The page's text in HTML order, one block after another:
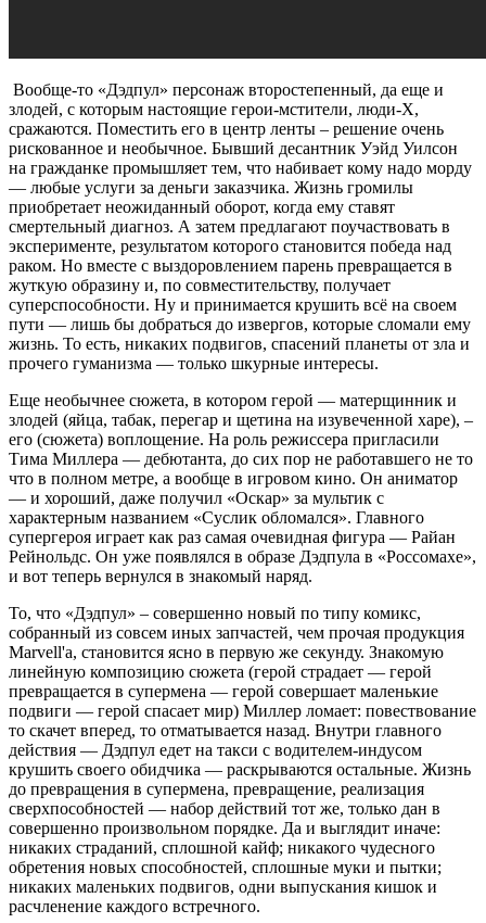
Вообще-то «Дэдпул» персонаж второстепенный, да еще и
злодей, с которым настоящие герои-мстители, люди-Х,
сражаются. Поместить его в центр ленты – решение очень
рискованное и необычное. Бывший десантник Уэйд Уилсон
на гражданке промышляет тем, что набивает кому надо морду
— любые услуги за деньги заказчика. Жизнь громилы
приобретает неожиданный оборот, когда ему ставят
смертельный диагноз. А затем предлагают поучаствовать в
эксперименте, результатом которого становится победа над
раком. Но вместе с выздоровлением парень превращается в
жуткую образину и, по совместительству, получает
суперспособности. Ну и принимается крушить всё на своем
пути — лишь бы добраться до извергов, которые сломали ему
жизнь. То есть, никаких подвигов, спасений планеты от зла и
прочего гуманизма — только шкурные интересы.
Еще необычнее сюжета, в котором герой — матерщинник и
злодей (яйца, табак, перегар и щетина на изувеченной харе), –
его (сюжета) воплощение. На роль режиссера пригласили
Тима Миллера — дебютанта, до сих пор не работавшего не то
что в полном метре, а вообще в игровом кино. Он аниматор
— и хороший, даже получил «Оскар» за мультик с
характерным названием «Суслик обломался». Главного
супергероя играет как раз самая очевидная фигура — Райан
Рейнольдс. Он уже появлялся в образе Дэдпула в «Россомахе»,
и вот теперь вернулся в знакомый наряд.
То, что «Дэдпул» – совершенно новый по типу комикс,
собранный из совсем иных запчастей, чем прочая продукция
Marvell'а, становится ясно в первую же секунду. Знакомую
линейную композицию сюжета (герой страдает — герой
превращается в супермена — герой совершает маленькие
подвиги — герой спасает мир) Миллер ломает: повествование
то скачет вперед, то отматывается назад. Внутри главного
действия — Дэдпул едет на такси с водителем-индусом
крушить своего обидчика — раскрываются остальные. Жизнь
до превращения в супермена, превращение, реализация
сверхпособностей — набор действий тот же, только дан в
совершенно произвольном порядке. Да и выглядит иначе:
никаких страданий, сплошной кайф; никакого чудесного
обретения новых способностей, сплошные муки и пытки;
никаких маленьких подвигов, одни выпускания кишок и
расчленение каждого встречного.